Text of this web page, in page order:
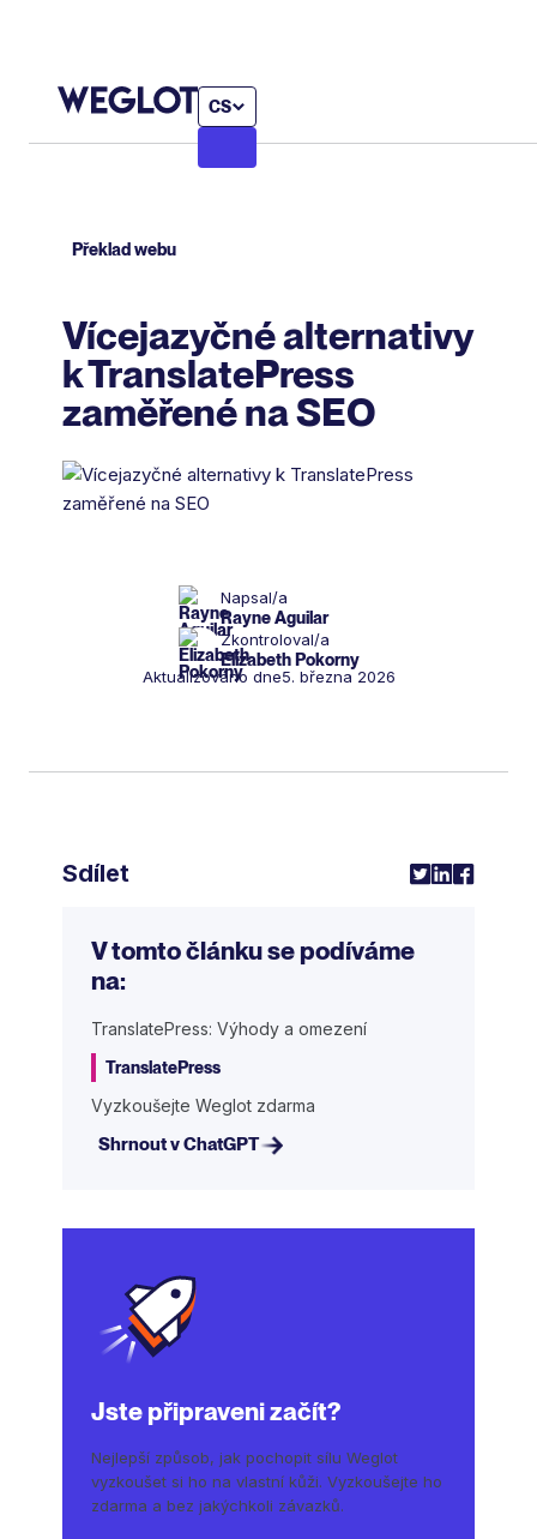
CS
Překlad webu
Vícejazyčné alternativy
k TranslatePress
zaměřené na SEO
Napsal/a
Rayne Aguilar
Zkontroloval/a
Elizabeth Pokorny
Aktualizováno dne5. března 2026
Sdílet
V tomto článku se podíváme
na:
TranslatePress: Výhody a omezení
TranslatePress
Vyzkoušejte Weglot zdarma
Shrnout v ChatGPT
Jste připraveni začít?
Nejlepší způsob, jak pochopit sílu Weglot
vyzkoušet si ho na vlastní kůži. Vyzkoušejte ho
zdarma a bez jakýchkoli závazků.